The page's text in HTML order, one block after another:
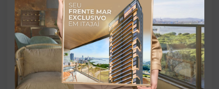
Em construção
Previsão de entrega:
31/10/2031